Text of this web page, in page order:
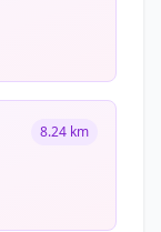
8.24 km